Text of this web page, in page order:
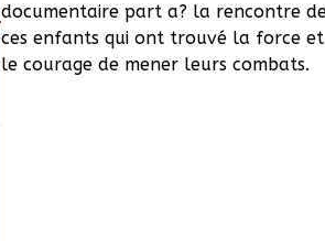
documentaire part a? la rencontre
ces enfants qui ont trouvé la force et
le courage de mener leurs combats.
Ce sont des enfants venus des
Jose?, Paola, Amina, Zack ou
contre l’injustice ou les violences.
eux des dizaines d’autres enfants.
s’engagent sur tous les fronts. Si
qu’ils l’ont subi eux-mêmes, soit